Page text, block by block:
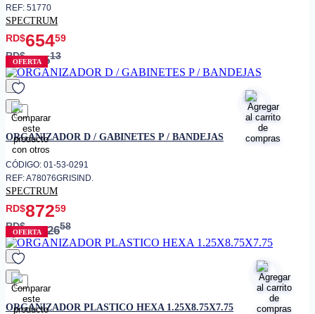
REF: 51770
SPECTRUM
RD$65459
RD$93513
OFERTA
favorito
ORGANIZADOR D / GABINETES P / BANDEJAS
CÓDIGO: 01-53-0291
REF: A78076GRISIND.
SPECTRUM
RD$87259
RD$1,02658
OFERTA
favorito
ORGANIZADOR PLASTICO HEXA 1.25X8.75X7.75